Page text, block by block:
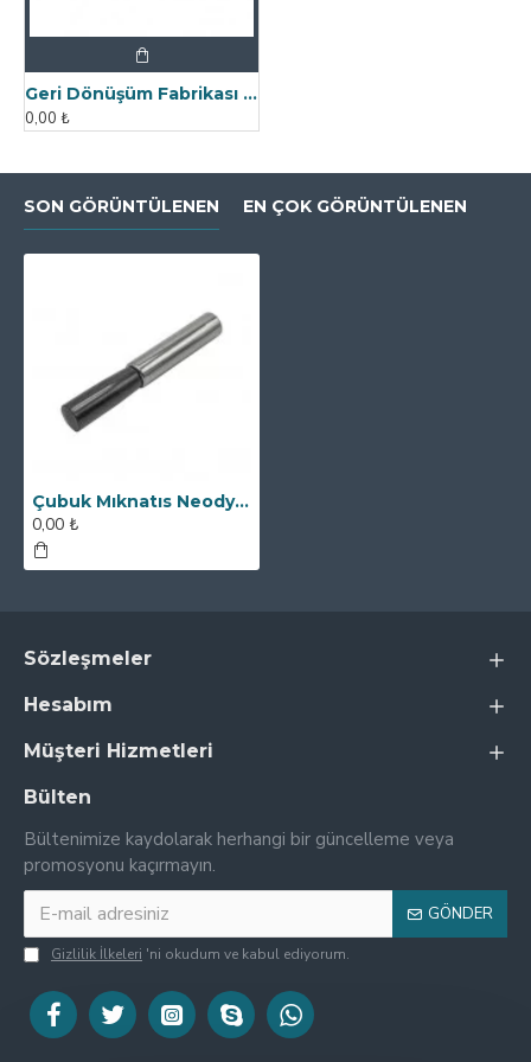
Geri Dönüşüm Fabrikası İçin Kolay Temizlenebilir Neodyum Elek Mıknatıs
0,00 ₺
SON GÖRÜNTÜLENEN EN ÇOK GÖRÜNTÜLENEN
Çubuk Mıknatıs Neodyum - 32x150 mm - Bakalit Saplı
0,00 ₺
Sözleşmeler
Hesabım
Müşteri Hizmetleri
Bülten
Bültenimize kaydolarak herhangi bir güncelleme veya
promosyonu kaçırmayın.
GÖNDER
Gizlilik İlkeleri 'ni okudum ve kabul ediyorum.